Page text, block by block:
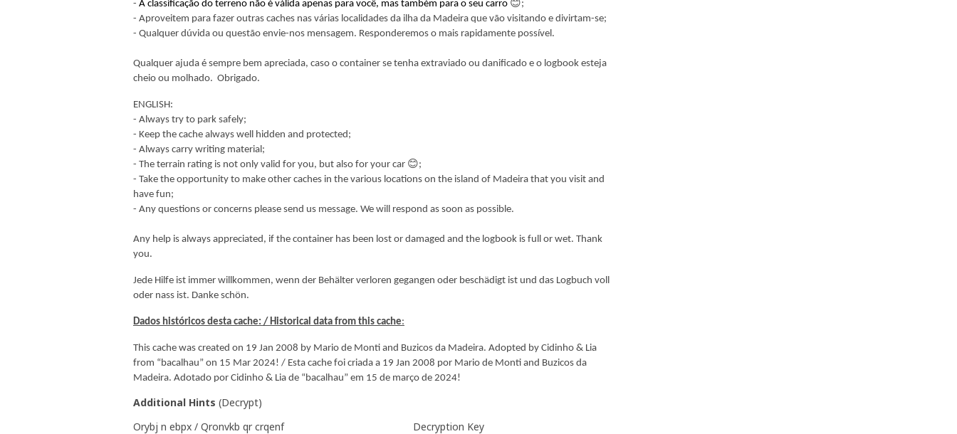
- A classificação do terreno não é válida apenas para você, mas também para o seu carro 😊;
- Aproveitem para fazer outras caches nas várias localidades da ilha da Madeira que vão visitando e divirtam-se;
- Qualquer dúvida ou questão envie-nos mensagem. Responderemos o mais rapidamente possível.
Qualquer ajuda é sempre bem apreciada, caso o container se tenha extraviado ou danificado e o logbook esteja
cheio ou molhado. Obrigado.
ENGLISH:
- Always try to park safely;
- Keep the cache always well hidden and protected;
- Always carry writing material;
- The terrain rating is not only valid for you, but also for your car 😊;
- Take the opportunity to make other caches in the various locations on the island of Madeira that you visit and
have fun;
- Any questions or concerns please send us message. We will respond as soon as possible.
Any help is always appreciated, if the container has been lost or damaged and the logbook is full or wet. Thank
you.
Jede Hilfe ist immer willkommen, wenn der Behälter verloren gegangen oder beschädigt ist und das Logbuch voll
oder nass ist. Danke schön.
Dados históricos desta cache: / Historical data from this cache:
This cache was created on 19 Jan 2008 by Mario de Monti and Buzicos da Madeira. Adopted by Cidinho & Lia
from “bacalhau” on 15 Mar 2024! / Esta cache foi criada a 19 Jan 2008 por Mario de Monti and Buzicos da
Madeira. Adotado por Cidinho & Lia de “bacalhau” em 15 de março de 2024!
Additional Hints (Decrypt)
Orybj n ebpx / Qronvkb qr crqenf
Decryption Key